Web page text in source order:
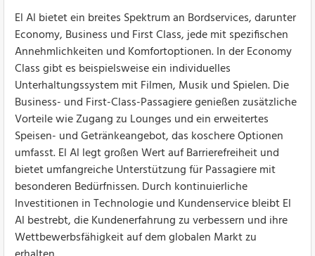
El Al bietet ein breites Spektrum an Bordservices, darunter
Economy, Business und First Class, jede mit spezifischen
Annehmlichkeiten und Komfortoptionen. In der Economy
Class gibt es beispielsweise ein individuelles
Unterhaltungssystem mit Filmen, Musik und Spielen. Die
Business- und First-Class-Passagiere genießen zusätzliche
Vorteile wie Zugang zu Lounges und ein erweitertes
Speisen- und Getränkeangebot, das koschere Optionen
umfasst. El Al legt großen Wert auf Barrierefreiheit und
bietet umfangreiche Unterstützung für Passagiere mit
besonderen Bedürfnissen. Durch kontinuierliche
Investitionen in Technologie und Kundenservice bleibt El
Al bestrebt, die Kundenerfahrung zu verbessern und ihre
Wettbewerbsfähigkeit auf dem globalen Markt zu